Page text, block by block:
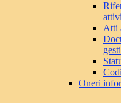
Atti
Oneri